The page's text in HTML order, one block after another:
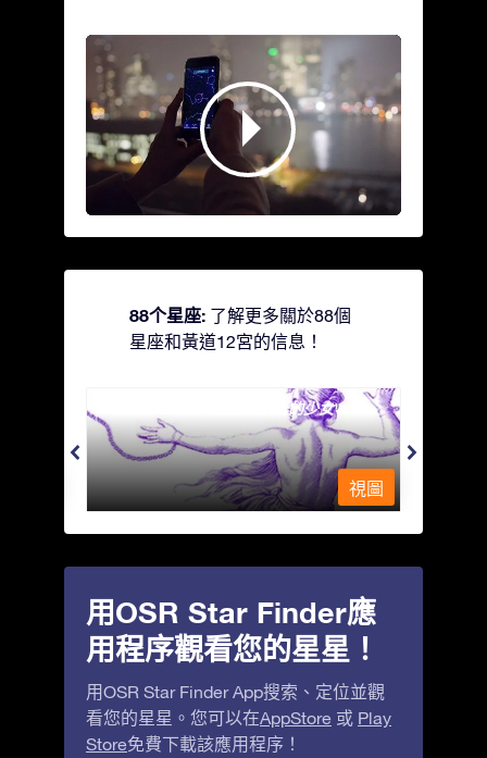
88个星座: 了解更多關於88個
星座和黃道12宮的信息！
Andromeda - 被鐵鍊鎖著的少女
視圖
用OSR Star Finder應
用程序觀看您的星星！
用OSR Star Finder App搜索、定位並觀
看您的星星。您可以在AppStore 或 Play
Store免費下載該應用程序！